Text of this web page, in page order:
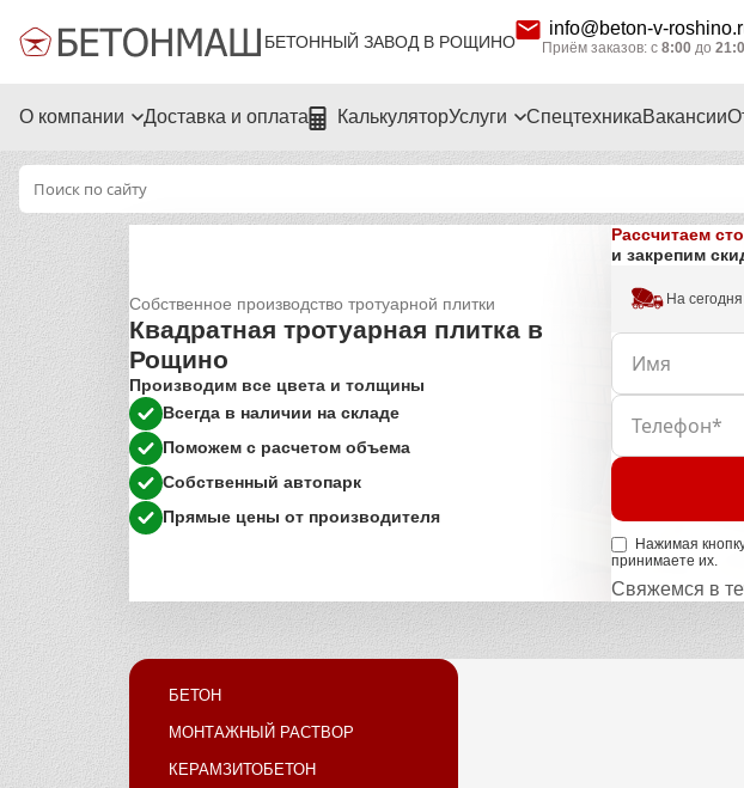
БЕТОННЫЙ ЗАВОД В РОЩИНО
info@beton-v-
Приём заказов: с 8:00 до
О компании Доставка и оплата КалькуляторУслуги СпецтехникаВакансии
Собственное производство тротуарной плитки
Квадратная тротуарная плитка в
Рощино
Производим все цвета и толщины
Всегда в наличии на складе
Поможем с расчетом объема
Собственный автопарк
Прямые цены от производителя
Рассчитаем
и закрепим
На
Нажимая
принимаете их.
Свяжемся в
БЕТОН
МОНТАЖНЫЙ РАСТВОР
КЕРАМЗИТОБЕТОН